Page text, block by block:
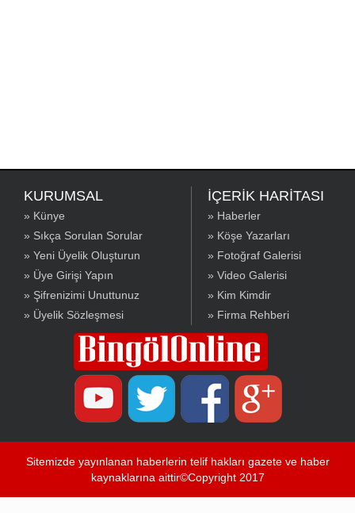
KURUMSAL
» Künye
» Sıkça Sorulan Sorular
» Yeni Üyelik Oluşturun
» Üye Girişi Yapın
» Şifrenizimi Unuttunuz
» Üyelik Sözleşmesi
İÇERİK HARİTASI
» Haberler
» Köşe Yazarları
» Fotoğraf Galerisi
» Video Galerisi
» Kim Kimdir
» Firma Rehberi
Sitemizde yayınlanan haberlerin telif hakları gazete ve haber
kaynaklarına aittir©Copyright 2017